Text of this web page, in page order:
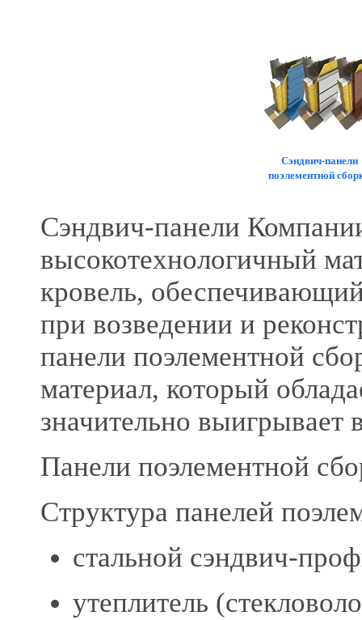
Сэндвич-панели
поэлементной
Сэндвич-панели
высокотехнологичный
кровель,
при возведении и
панели поэлементной
материал, который
значительно выигрывает
Панели поэлементной
Структура панелей
стальной сэндвич-
утеплитель